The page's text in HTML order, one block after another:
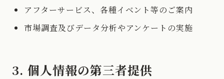
アフターサービス、各種イベント等のご案内
市場調査及びデータ分析やアンケートの実施
3. 個人情報の第三者提供